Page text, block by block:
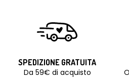
SPEDIZIONE GRATUITA
Da 59€ di acquisto